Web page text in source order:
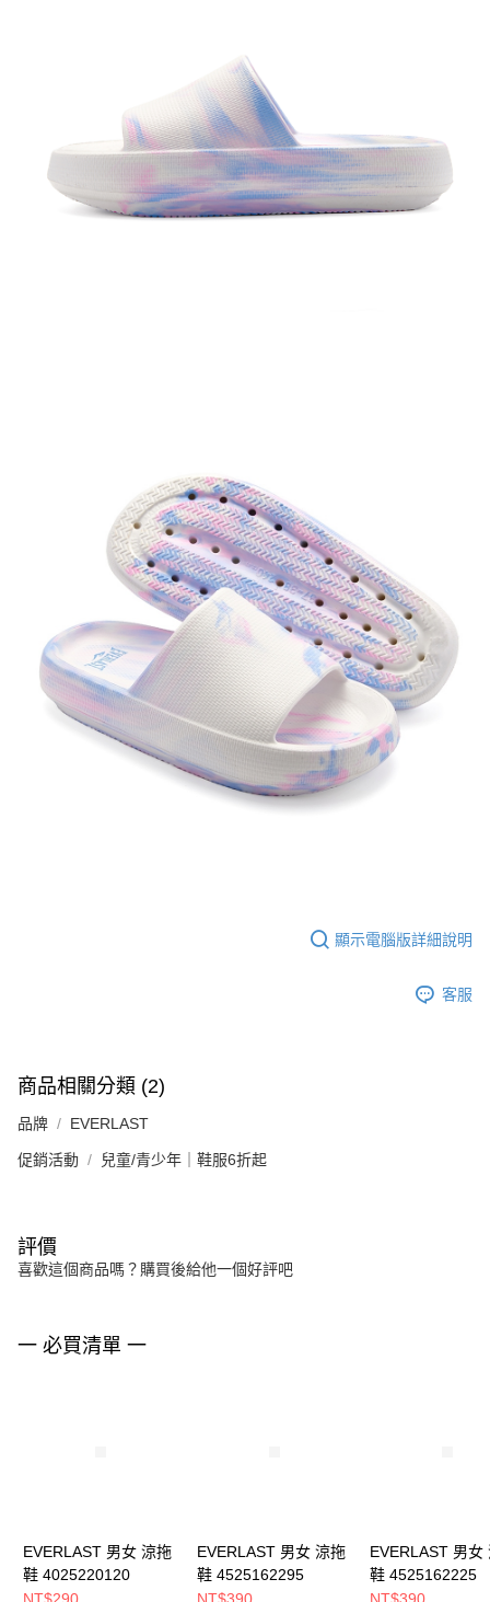
顯示電腦版詳細說明
客服
商品相關分類 (2)
品牌 EVERLAST
促銷活動 兒童/青少年｜鞋服6折起
評價
喜歡這個商品嗎？購買後給他一個好評吧
一 必買清單 一
EVERLAST 男女 涼拖
鞋 4025220120
NT$290
EVERLAST 男女 涼拖
鞋 4525162295
NT$390
EVERLAST 男女
鞋 4525162225
NT$390